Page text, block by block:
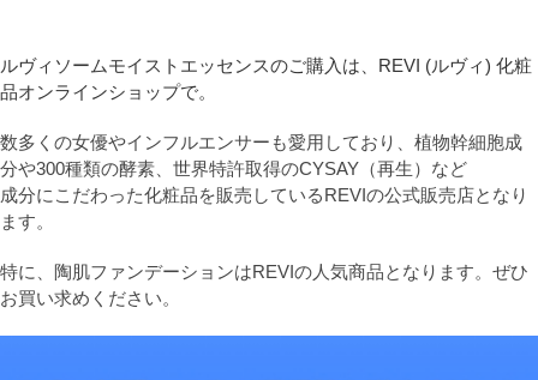
ルヴィソームモイストエッセンスのご購入は、REVI (ルヴィ) 化粧
品オンラインショップで。
数多くの女優やインフルエンサーも愛用しており、植物幹細胞成
分や300種類の酵素、世界特許取得のCYSAY（再生）など
成分にこだわった化粧品を販売しているREVIの公式販売店となり
ます。
特に、陶肌ファンデーションはREVIの人気商品となります。ぜひ
お買い求めください。